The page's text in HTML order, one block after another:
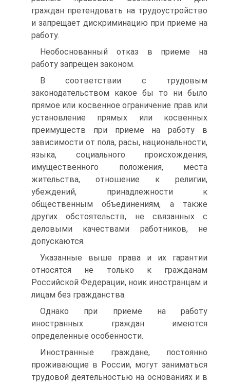
граждан претендовать на трудоустройство
и запрещает дискриминацию при приеме на
работу.
Необоснованный отказ в приеме на
работу запрещен законом.
В соответствии с трудовым
законодательством какое бы то ни было
прямое или косвенное ограничение прав или
установление прямых или косвенных
преимуществ при приеме на работу в
зависимости от пола, расы, национальности,
языка, социального происхождения,
имущественного положения, места
жительства, отношение к религии,
убеждений, принадлежности к
общественным объединениям, а также
других обстоятельств, не связанных с
деловыми качествами работников, не
допускаются.
Указанные выше права и их гарантии
относятся не только к гражданам
Российской Федерации, ноик иностранцам и
лицам без гражданства.
Однако при приеме на работу
иностранных граждан имеются
определенные особенности.
Иностранные граждане, постоянно
проживающие в России, могут заниматься
трудовой деятельностью на основаниях и в